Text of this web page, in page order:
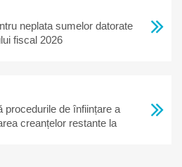
neplata sumelor datorate
fiscal 2026
procedurile de înființare a
creanțelor restante la